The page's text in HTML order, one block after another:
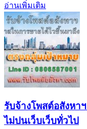
อ่านเพิ่มเติม
รับจ้างโพสต์อสังหา
ไม่ปนเว็บเว็บทั่วไป